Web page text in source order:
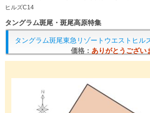
ヒルズC14
タングラム斑尾・斑尾高原特集
タングラム斑尾東急リゾートウエストヒル
価格： ありがとうござい